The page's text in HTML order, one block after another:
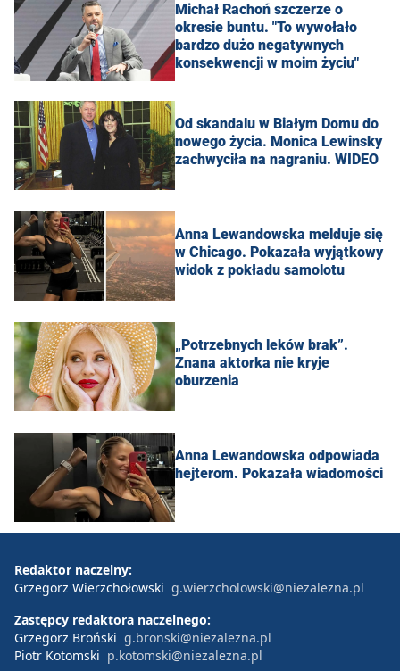
Michał Rachoń szczerze o
okresie buntu. "To wywołało
bardzo dużo negatywnych
konsekwencji w moim życiu"
Od skandalu w Białym Domu do
nowego życia. Monica Lewinsky
zachwyciła na nagraniu. WIDEO
Anna Lewandowska melduje się
w Chicago. Pokazała wyjątkowy
widok z pokładu samolotu
„Potrzebnych leków brak”.
Znana aktorka nie kryje
oburzenia
Anna Lewandowska odpowiada
hejterom. Pokazała wiadomości
Redaktor naczelny:
Grzegorz Wierzchołowski g.wierzcholowski@niezalezna.pl
Zastępcy redaktora naczelnego:
Grzegorz Broński g.bronski@niezalezna.pl
Piotr Kotomski p.kotomski@niezalezna.pl